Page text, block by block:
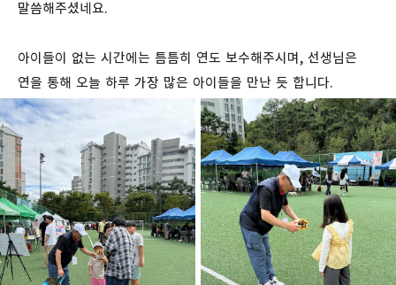
말씀해주셨네요.
아이들이 없는 시간에는 틈틈히 연도 보수해주시며, 선생님은
연을 통해 오늘 하루 가장 많은 아이들을 만난 듯 합니다.